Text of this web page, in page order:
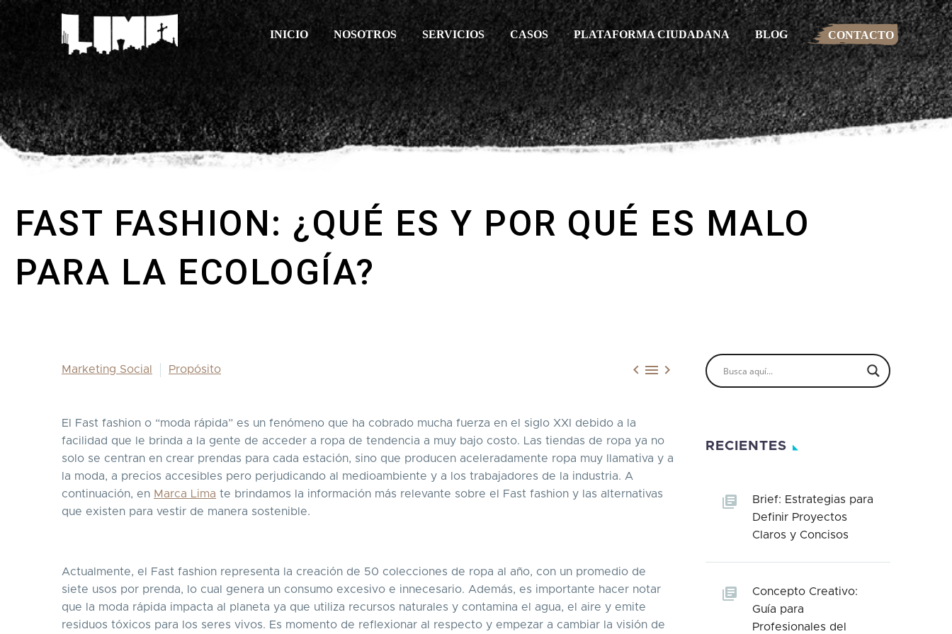
INICIO NOSOTROS SERVICIOS CASOS PLATAFORMA CIUDADANA BLOG CONTACTO
FAST FASHION: ¿QUÉ ES Y POR QUÉ ES MALO
PARA LA ECOLOGÍA?
  
Marketing Social Propósito
El Fast fashion o “moda rápida” es un fenómeno que ha cobrado mucha fuerza en el siglo XXI debido a la
facilidad que le brinda a la gente de acceder a ropa de tendencia a muy bajo costo. Las tiendas de ropa ya no
solo se centran en crear prendas para cada estación, sino que producen aceleradamente ropa muy llamativa y a
la moda, a precios accesibles pero perjudicando al medioambiente y a los trabajadores de la industria. A
continuación, en Marca Lima te brindamos la información más relevante sobre el Fast fashion y las alternativas
que existen para vestir de manera sostenible.
Actualmente, el Fast fashion representa la creación de 50 colecciones de ropa al año, con un promedio de
siete usos por prenda, lo cual genera un consumo excesivo e innecesario. Además, es importante hacer notar
que la moda rápida impacta al planeta ya que utiliza recursos naturales y contamina el agua, el aire y emite
residuos tóxicos para los seres vivos. Es momento de reflexionar al respecto y empezar a cambiar la visión de
RECIENTES
Brief: Estrategias para
Definir Proyectos
Claros y Concisos
Concepto Creativo:
Guía para
Profesionales del